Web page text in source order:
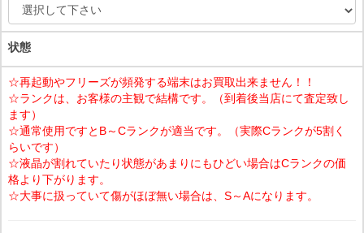
状態
☆再起動やフリーズが頻発する端末はお買取出来ません！！
☆ランクは、お客様の主観で結構です。（到着後当店にて査定致し
ます）
☆通常使用ですとB～Cランクが適当です。（実際Cランクが5割く
らいです）
☆液晶が割れていたり状態があまりにもひどい場合はCランクの価
格より下がります。
☆大事に扱っていて傷がほぼ無い場合は、S～Aになります。